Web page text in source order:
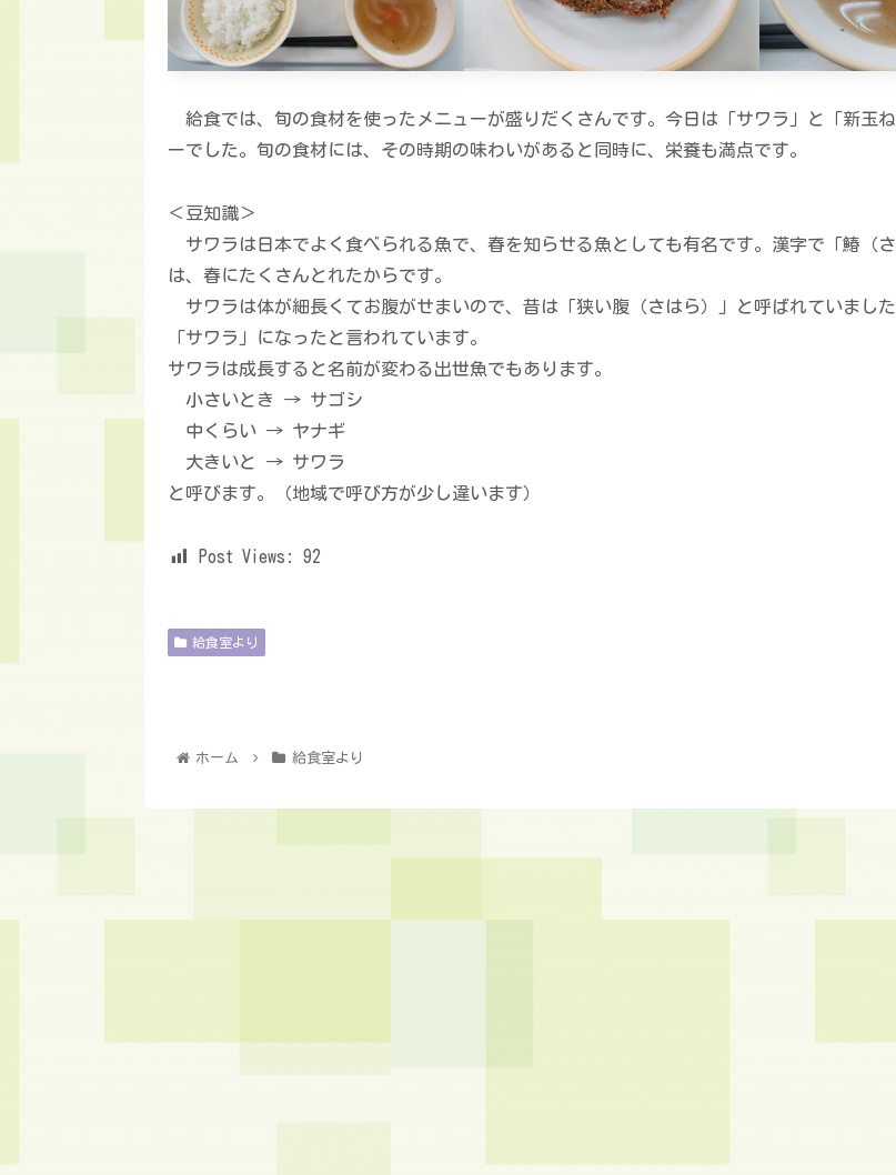
給食では、旬の食材を使ったメニューが盛りだくさんです。今日は「サワラ」と「新玉
ーでした。旬の食材には、その時期の味わいがあると同時に、栄養も満点です。
＜豆知識＞
サワラは日本でよく食べられる魚で、春を知らせる魚としても有名です。漢字で「鰆（
は、春にたくさんとれたからです。
サワラは体が細長くてお腹がせまいので、昔は「狭い腹（さはら）」と呼ばれていまし
「サワラ」になったと言われています。
サワラは成長すると名前が変わる出世魚でもあります。
小さいとき → サゴシ
中くらい → ヤナギ
大きいと → サワラ
と呼びます。（地域で呼び方が少し違います）
Post Views: 92
給食室より
ホーム 給食室より